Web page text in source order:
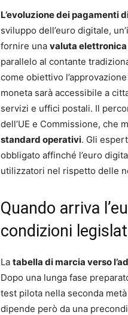
L’evoluzione dei pagamenti
sviluppo dell’euro digitale,
fornire una valuta
parallelo al contante
come obiettivo
moneta sarà accessibile a
servizi e uffici postali. Il
dell’UE e Commissione, che
standard operativi. Gli
obbligato affinché l’euro
utilizzatori nel rispetto delle
Quando arriva
condizioni
La tabella di marcia verso
Dopo una lunga fase
test pilota nella seconda
dipende però da una